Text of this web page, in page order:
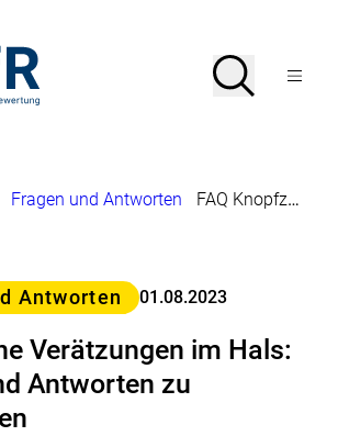
Suche
SucheMenü
Fragen und Antworten
FAQ Knopfzellen
Antworten 01.08.2023
Verätzungen im Hals:
Antworten zu